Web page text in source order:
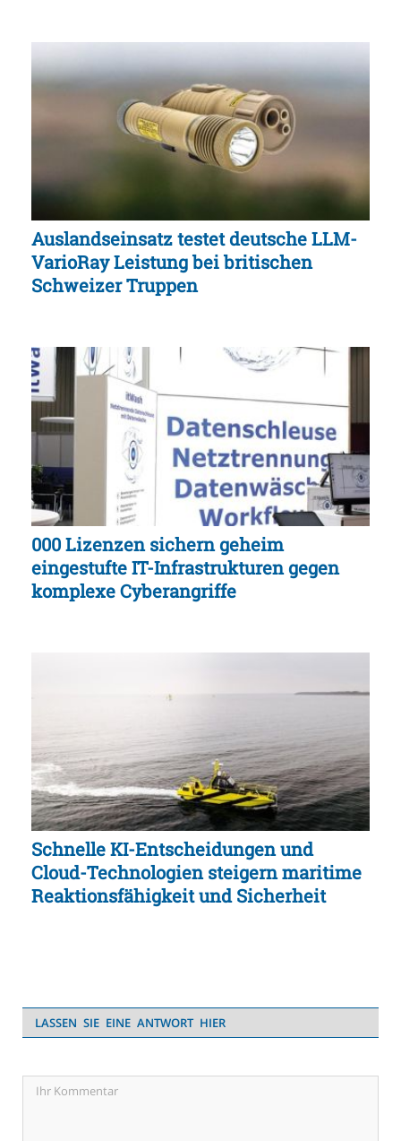
Auslandseinsatz testet deutsche LLM-
VarioRay Leistung bei britischen
Schweizer Truppen
000 Lizenzen sichern geheim
eingestufte IT-Infrastrukturen gegen
komplexe Cyberangriffe
Schnelle KI-Entscheidungen und
Cloud-Technologien steigern maritime
Reaktionsfähigkeit und Sicherheit
LASSEN SIE EINE ANTWORT HIER